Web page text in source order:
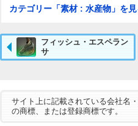
カテゴリー「素材 : 水産物」を見
フィッシュ・エスペラン
サ
サイト上に記載されている会社名
の商標、または登録商標です。